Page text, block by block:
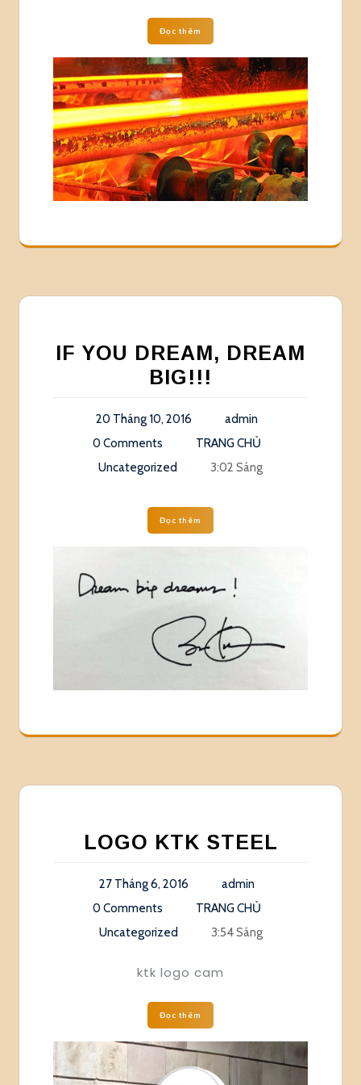
Đọc thêm
IF YOU DREAM, DREAM
BIG!!!
20 Tháng 10, 2016
admin
0 Comments
TRANG CHỦ
Uncategorized
3:02 Sáng
Đọc thêm
LOGO KTK STEEL
27 Tháng 6, 2016
admin
0 Comments
TRANG CHỦ
Uncategorized
3:54 Sáng
ktk logo cam
Đọc thêm